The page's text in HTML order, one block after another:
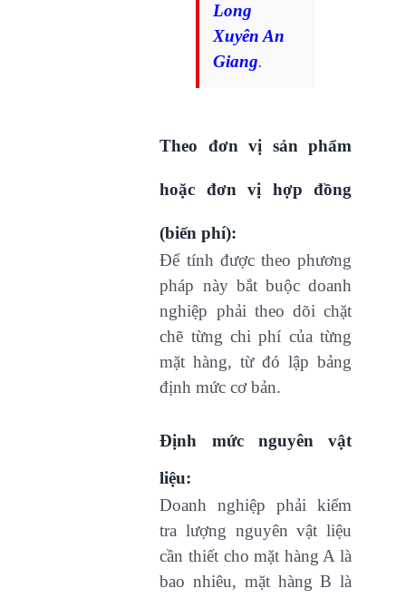
Long
Xuyên An
Giang.
Theo đơn vị sản phẩm
hoặc đơn vị hợp đồng
(biến phí):
Để tính được theo phương
pháp này bắt buộc doanh
nghiệp phải theo dõi chặt
chẽ từng chi phí của từng
mặt hàng, từ đó lập bảng
định mức cơ bản.
Định mức nguyên vật
liệu:
Doanh nghiệp phải kiểm
tra lượng nguyên vật liệu
cần thiết cho mặt hàng A là
bao nhiêu, mặt hàng B là